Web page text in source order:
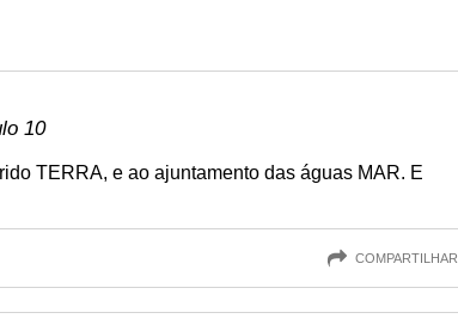
10
TERRA, e ao ajuntamento das águas MAR. E
COMPARTILHAR